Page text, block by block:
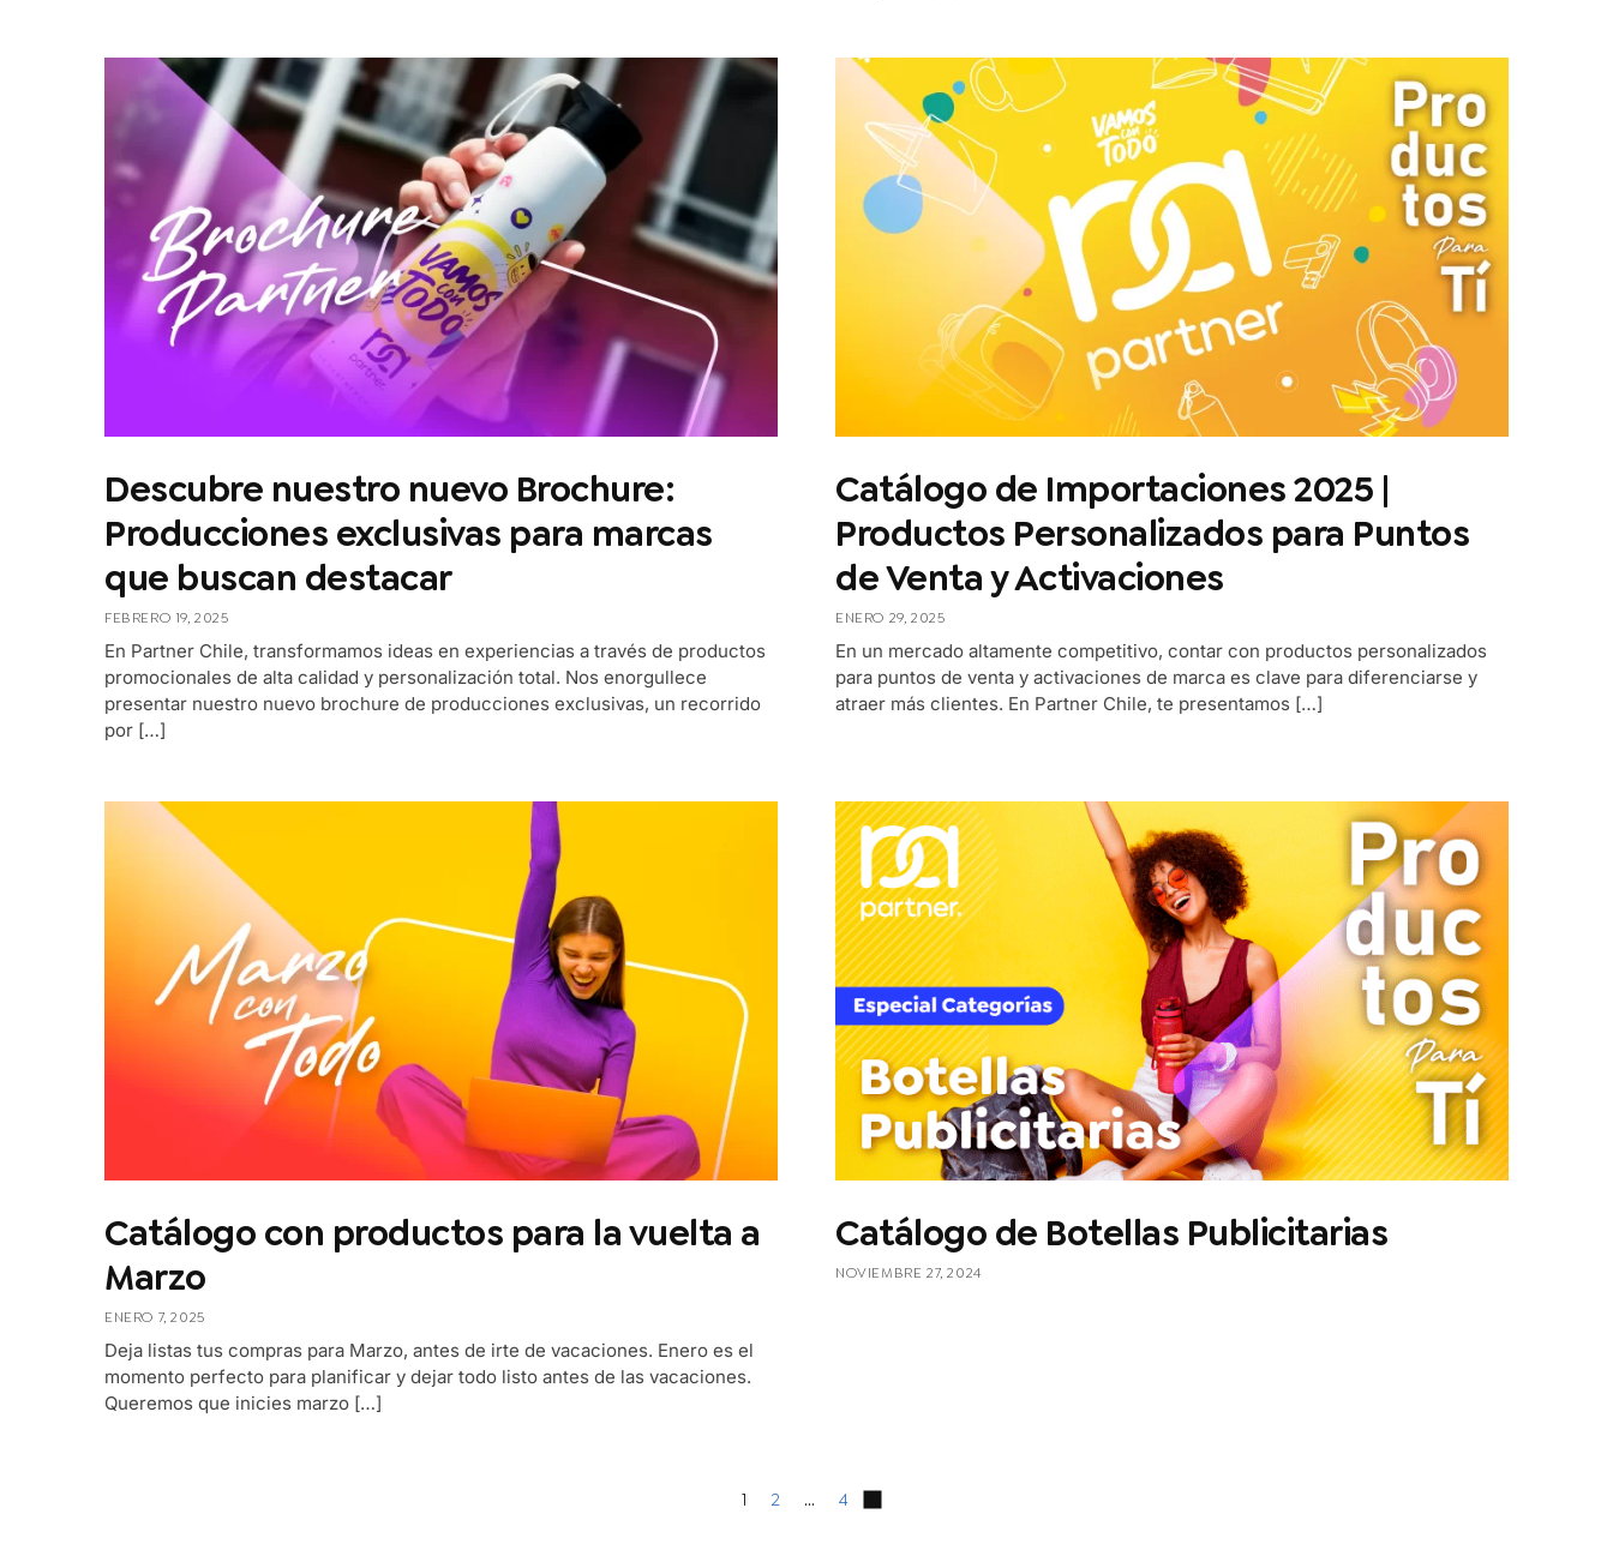
Descubre nuestro nuevo Brochure:
Producciones exclusivas para marcas
que buscan destacar
FEBRERO 19, 2025
En Partner Chile, transformamos ideas en experiencias a través de productos
promocionales de alta calidad y personalización total. Nos enorgullece
presentar nuestro nuevo brochure de producciones exclusivas, un recorrido
por […]
Catálogo de Importaciones 2025 |
Productos Personalizados para Puntos
de Venta y Activaciones
ENERO 29, 2025
En un mercado altamente competitivo, contar con productos personalizados
para puntos de venta y activaciones de marca es clave para diferenciarse y
atraer más clientes. En Partner Chile, te presentamos […]
Catálogo con productos para la vuelta a
Marzo
ENERO 7, 2025
Deja listas tus compras para Marzo, antes de irte de vacaciones. Enero es el
momento perfecto para planificar y dejar todo listo antes de las vacaciones.
Queremos que inicies marzo […]
Catálogo de Botellas Publicitarias
NOVIEMBRE 27, 2024
1 2 … 4